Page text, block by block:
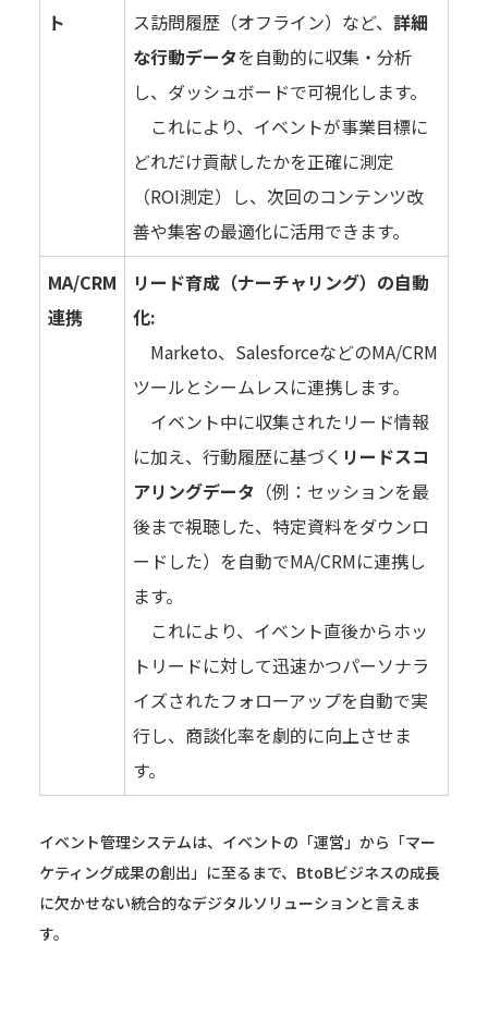
ト ス訪問履歴（オフライン）など、 詳細
な行動データを自動的に収集・分析
し、ダッシュボードで可視化します。
これにより、イベントが事業目標に
どれだけ貢献したかを正確に測定
（ROI測定）し、次回のコンテンツ改
善や集客の最適化に活用できます。
MA/CRM
連携
リード育成（ナーチャリング）の自動
化:
Marketo、SalesforceなどのMA/CRM
ツールとシームレスに連携します。
イベント中に収集されたリード情報
に加え、行動履歴に基づく リードスコ
アリングデータ （例：セッションを最
後まで視聴した、特定資料をダウンロ
ードした）を自動でMA/CRMに連携し
ます。
これにより、イベント直後からホッ
トリードに対して迅速かつパーソナラ
イズされたフォローアップを自動で実
行し、商談化率を劇的に向上させま
す。
イベント管理システムは、イベントの「運営」から「マー
ケティング成果の創出」に至るまで、BtoBビジネスの成長
に欠かせない統合的なデジタルソリューションと言えま
す。